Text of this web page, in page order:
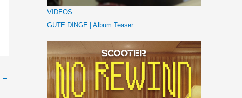
→
VIDEOS
GUTE DINGE | Album Teaser